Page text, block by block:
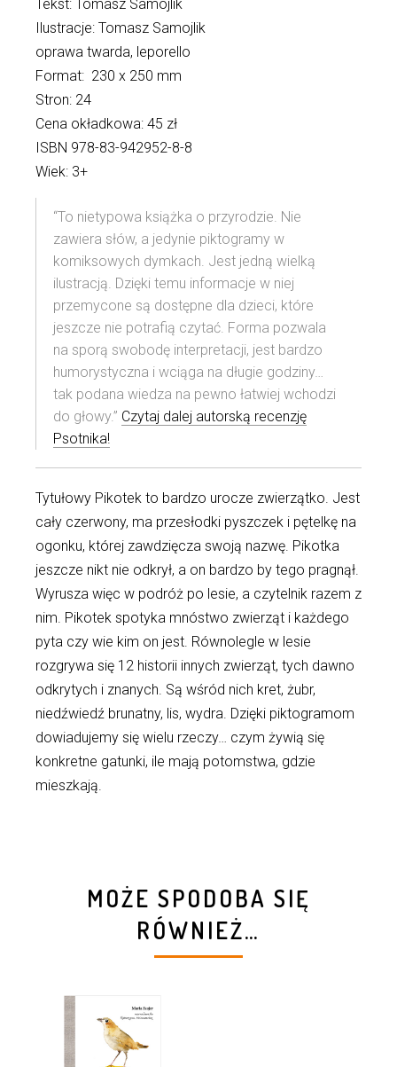
Tekst: Tomasz Samojlik
Ilustracje: Tomasz Samojlik
oprawa twarda, leporello
Format: 230 x 250 mm
Stron: 24
Cena okładkowa: 45 zł
ISBN 978-83-942952-8-8
Wiek: 3+
“To nietypowa książka o przyrodzie. Nie
zawiera słów, a jedynie piktogramy w
komiksowych dymkach. Jest jedną wielką
ilustracją. Dzięki temu informacje w niej
przemycone są dostępne dla dzieci, które
jeszcze nie potrafią czytać. Forma pozwala
na sporą swobodę interpretacji, jest bardzo
humorystyczna i wciąga na długie godziny…
tak podana wiedza na pewno łatwiej wchodzi
do głowy.” Czytaj dalej autorską recenzję
Psotnika!
Tytułowy Pikotek to bardzo urocze zwierzątko. Jest
cały czerwony, ma przesłodki pyszczek i pętelkę na
ogonku, której zawdzięcza swoją nazwę. Pikotka
jeszcze nikt nie odkrył, a on bardzo by tego pragnął.
Wyrusza więc w podróż po lesie, a czytelnik razem z
nim. Pikotek spotyka mnóstwo zwierząt i każdego
pyta czy wie kim on jest. Równolegle w lesie
rozgrywa się 12 historii innych zwierząt, tych dawno
odkrytych i znanych. Są wśród nich kret, żubr,
niedźwiedź brunatny, lis, wydra. Dzięki piktogramom
dowiadujemy się wielu rzeczy… czym żywią się
konkretne gatunki, ile mają potomstwa, gdzie
mieszkają.
MOŻE SPODOBA SIĘ
RÓWNIEŻ…